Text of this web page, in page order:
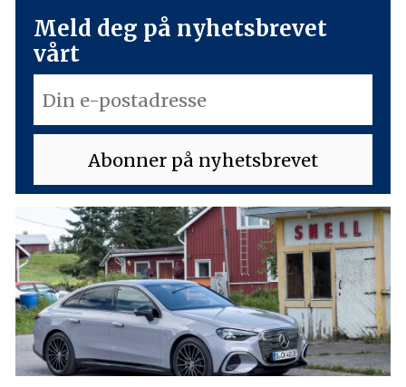
Meld deg på nyhetsbrevet
vårt